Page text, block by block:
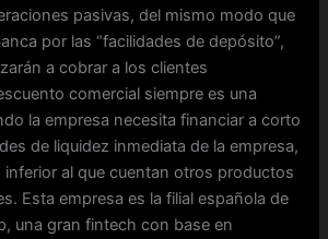
pasivas, del mismo modo que
por las “facilidades de depósito”,
a cobrar a los clientes
comercial siempre es una
la empresa necesita financiar a corto
de liquidez inmediata de la empresa,
inferior al que cuentan otros productos
Esta empresa es la filial española de
una gran fintech con base en